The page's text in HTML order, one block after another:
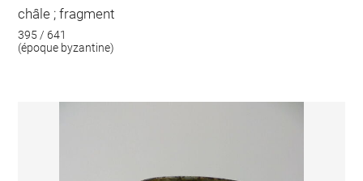
châle ; fragment
395 / 641
(époque byzantine)